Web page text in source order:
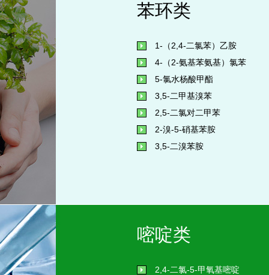
苯环类
1-（2,4-二氯苯）乙胺
4-（2-氨基苯氨基）氯苯
5-氯水杨酸甲酯
3,5-二甲基溴苯
2,5-二氯对二甲苯
2-溴-5-硝基苯胺
3,5-二溴苯胺
嘧啶类
2,4-二氯-5-甲氧基嘧啶